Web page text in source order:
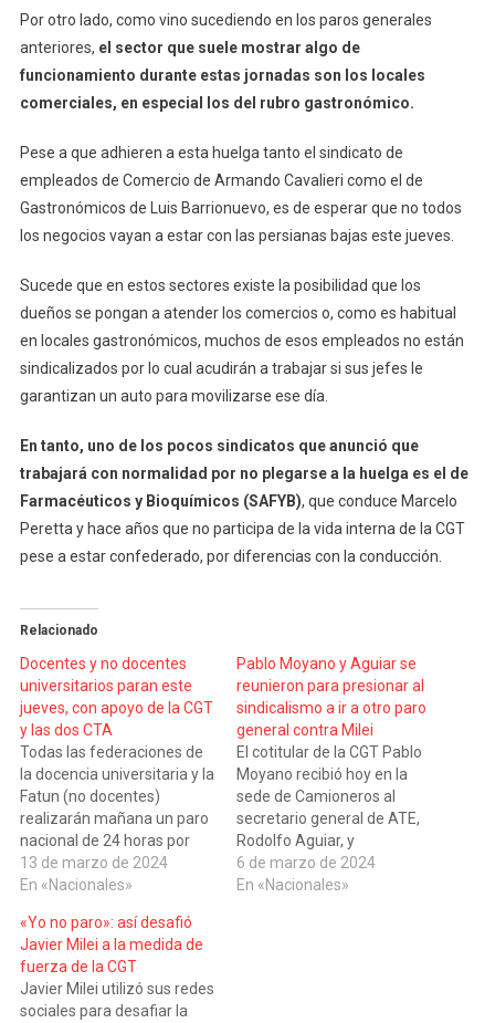
Por otro lado, como vino sucediendo en los paros generales
anteriores, el sector que suele mostrar algo de
funcionamiento durante estas jornadas son los locales
comerciales, en especial los del rubro gastronómico.
Pese a que adhieren a esta huelga tanto el sindicato de
empleados de Comercio de Armando Cavalieri como el de
Gastronómicos de Luis Barrionuevo, es de esperar que no todos
los negocios vayan a estar con las persianas bajas este jueves.
Sucede que en estos sectores existe la posibilidad que los
dueños se pongan a atender los comercios o, como es habitual
en locales gastronómicos, muchos de esos empleados no están
sindicalizados por lo cual acudirán a trabajar si sus jefes le
garantizan un auto para movilizarse ese día.
En tanto, uno de los pocos sindicatos que anunció que
trabajará con normalidad por no plegarse a la huelga es el de
Farmacéuticos y Bioquímicos (SAFYB), que conduce Marcelo
Peretta y hace años que no participa de la vida interna de la CGT
pese a estar confederado, por diferencias con la conducción.
Relacionado
Docentes y no docentes
universitarios paran este
jueves, con apoyo de la CGT
y las dos CTA
Todas las federaciones de
la docencia universitaria y la
Fatun (no docentes)
realizarán mañana un paro
nacional de 24 horas por
"una recomposición salarial
urgente y en defensa de la
gratuita y laica". Los
referentes del sector
confirmaron la medida en
una conferencia de prensa
en la sede…
13 de marzo de 2024
En «Nacionales»
Pablo Moyano y Aguiar se
reunieron para presionar al
sindicalismo a ir a otro paro
general contra Milei
El cotitular de la CGT Pablo
Moyano recibió hoy en la
sede de Camioneros al
secretario general de ATE,
Rodolfo Aguiar, y
ambos coincidieron en la
necesidad de "avanzar
6 de marzo de 2024
En «Nacionales»
«Yo no paro»: así desafió
Javier Milei a la medida de
fuerza de la CGT
Javier Milei utilizó sus redes
sociales para desafiar la